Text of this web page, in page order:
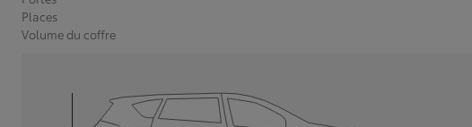
Places
Volume du coffre